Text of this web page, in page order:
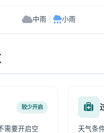
中雨 小雨
较少开启
需要开启空
天气条